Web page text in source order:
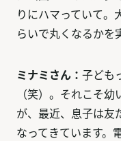
りにハマっていて。
らいで丸くなるかを
ミナミさん： 子ども
（笑）。それこそ
が、最近、息子は友
なってきています。